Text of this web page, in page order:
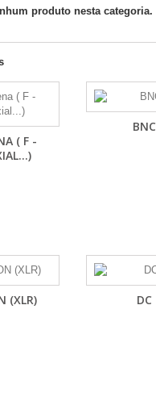
produto nesta categoria.
( F -
BNC
(XLR) DC